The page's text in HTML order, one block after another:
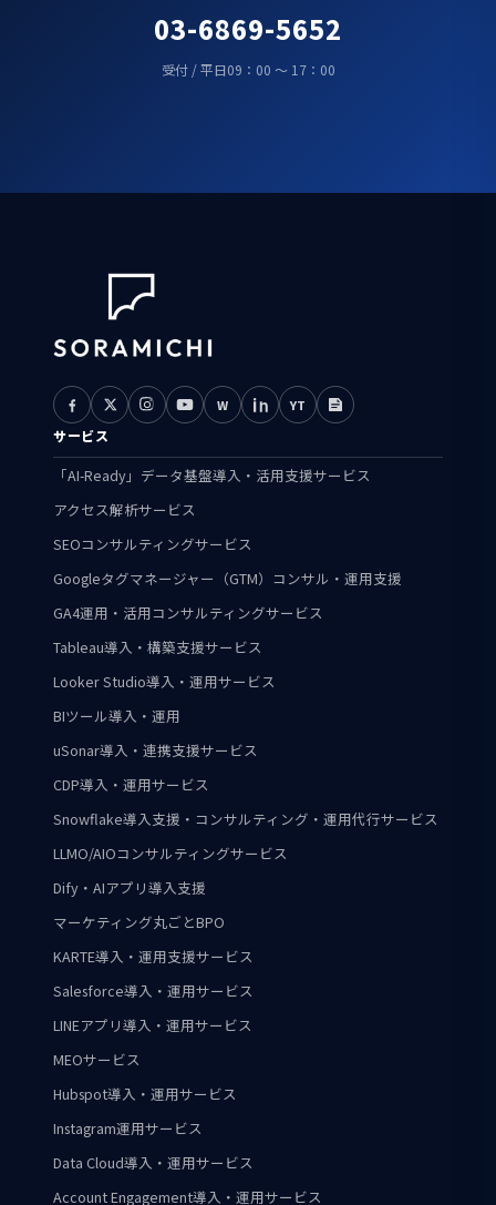
03-6869-5652
受付 / 平日09：00 ～ 17：00
W YT
サービス
「AI-Ready」データ基盤導入・活用支援サービス
アクセス解析サービス
SEOコンサルティングサービス
Googleタグマネージャー（GTM）コンサル・運用支援
GA4運用・活用コンサルティングサービス
Tableau導入・構築支援サービス
Looker Studio導入・運用サービス
BIツール導入・運用
uSonar導入・連携支援サービス
CDP導入・運用サービス
Snowflake導入支援・コンサルティング・運用代行サービス
LLMO/AIOコンサルティングサービス
Dify・AIアプリ導入支援
マーケティング丸ごとBPO
KARTE導入・運用支援サービス
Salesforce導入・運用サービス
LINEアプリ導入・運用サービス
MEOサービス
Hubspot導入・運用サービス
Instagram運用サービス
Data Cloud導入・運用サービス
Account Engagement導入・運用サービス